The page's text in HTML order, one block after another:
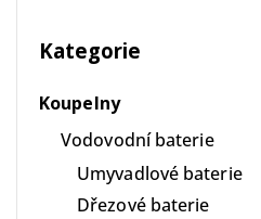
Kategorie
Koupelny
Vodovodní baterie
Umyvadlové baterie
Dřezové baterie